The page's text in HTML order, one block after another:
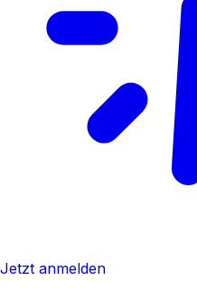
Jetzt anmelden